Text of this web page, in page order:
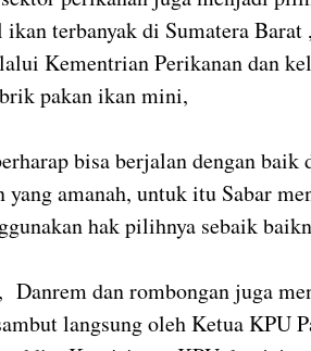
terbanyak di Sumatera Barat
Kementrian Perikanan dan
pakan ikan mini,
bisa berjalan dengan baik
amanah, untuk itu Sabar
hak pilihnya sebaik
Danrem dan rombongan juga
langsung oleh Ketua KPU